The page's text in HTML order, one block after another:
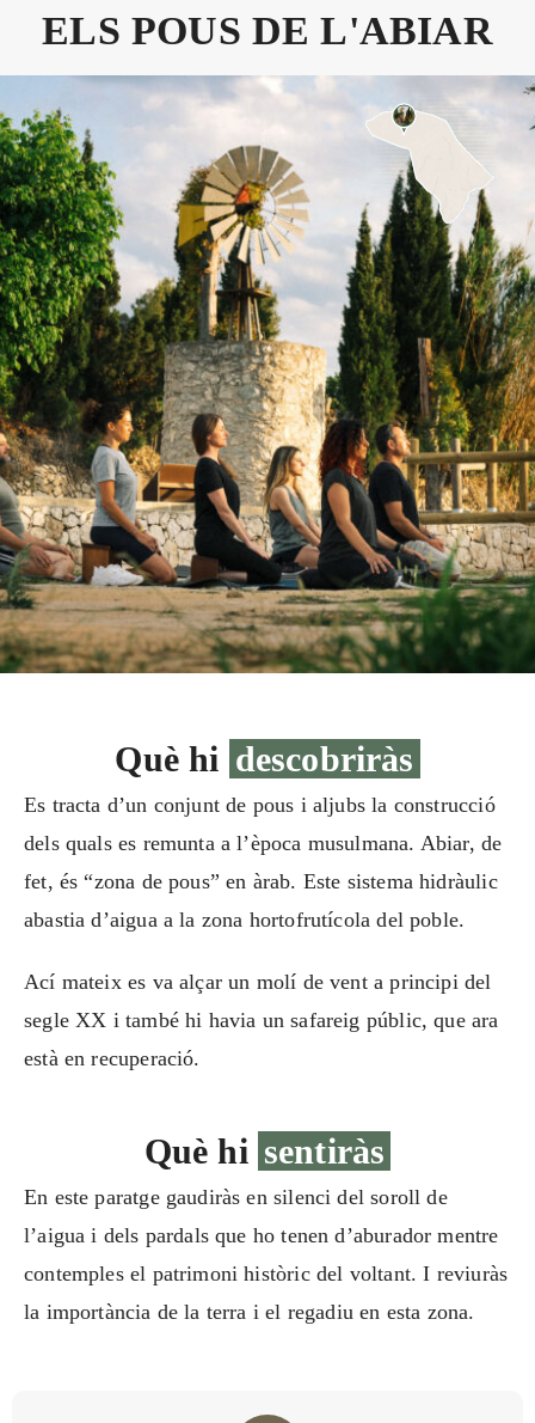
ELS POUS DE L'ABIAR
Què hi descobriràs
Es tracta d’un conjunt de pous i aljubs la construcció
dels quals es remunta a l’època musulmana. Abiar, de
fet, és “zona de pous” en àrab. Este sistema hidràulic
abastia d’aigua a la zona hortofrutícola del poble.
Ací mateix es va alçar un molí de vent a principi del
segle XX i també hi havia un safareig públic, que ara
està en recuperació.
Què hi sentiràs
En este paratge gaudiràs en silenci del soroll de
l’aigua i dels pardals que ho tenen d’aburador mentre
contemples el patrimoni històric del voltant. I reviuràs
la importància de la terra i el regadiu en esta zona.